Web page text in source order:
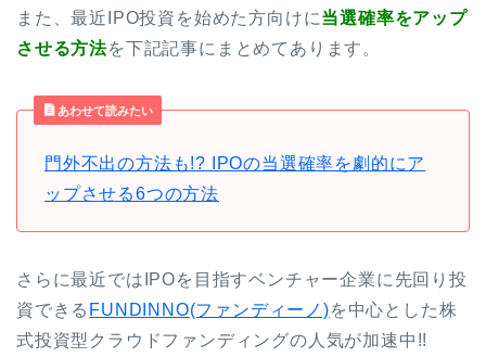
また、最近IPO投資を始めた方向けに当選確率をアップ
させる方法を下記記事にまとめてあります。
あわせて読みたい
門外不出の方法も!? IPOの当選確率を劇的にア
ップさせる6つの方法
さらに最近ではIPOを目指すベンチャー企業に先回り投
資できる FUNDINNO(ファンディーノ)を中心とした株
式投資型クラウドファンディングの人気が加速中!!